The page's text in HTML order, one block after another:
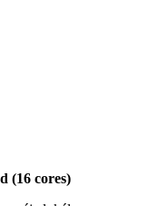
(16 cores)